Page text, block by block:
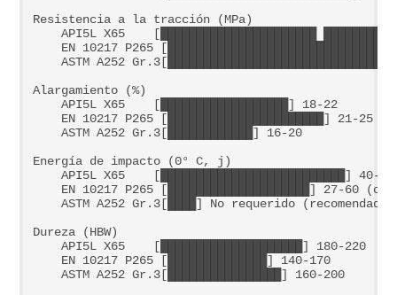
Resistencia a la tracción (MPa)
API5L X65    [██████████████████████
EN 10217 P265
ASTM A252
Alargamiento (%)
    API5L X65    [██████████████████] 18-22
    EN 10217 P265 [██████████████████████] 21-25
    ASTM A252 Gr.3[████████████] 16-20
Energía de impacto (0° C, j)
API5L X65    [██████████████████████████] 40-
EN 10217 P265 [████████████████████] 27-60
ASTM A252 Gr.3[████] No requerido (recomendado
Dureza (HBW)
    API5L X65    [████████████████████] 180-220
    EN 10217 P265 [██████████████] 140-170
    ASTM A252 Gr.3[████████████████] 160-200